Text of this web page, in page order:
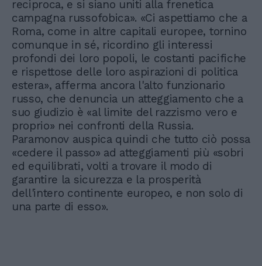
reciproca, e si siano uniti alla frenetica
campagna russofobica». «Ci aspettiamo che a
Roma, come in altre capitali europee, tornino
comunque in sé, ricordino gli interessi
profondi dei loro popoli, le costanti pacifiche
e rispettose delle loro aspirazioni di politica
estera», afferma ancora l'alto funzionario
russo, che denuncia un atteggiamento che a
suo giudizio è «al limite del razzismo vero e
proprio» nei confronti della Russia.
Paramonov auspica quindi che tutto ciò possa
«cedere il passo» ad atteggiamenti più «sobri
ed equilibrati, volti a trovare il modo di
garantire la sicurezza e la prosperità
dell'intero continente europeo, e non solo di
una parte di esso».